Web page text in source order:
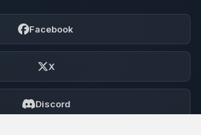
Facebook
X
Discord